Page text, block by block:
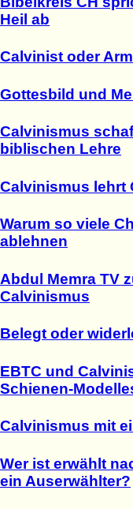
Heil ab
Calvinist oder
Gottesbild und
Calvinismus
biblischen Lehre
Calvinismus lehrt
Warum so viele
ablehnen
Abdul Memra TV
Calvinismus
Belegt oder
EBTC und
Schienen-
Calvinismus mit
Wer ist erwählt
ein Auserwählter?